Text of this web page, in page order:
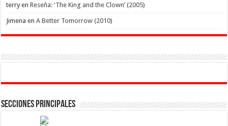
terryenReseña: ‘The King and the Clown’ (2005)
Jimena enA Better Tomorrow (2010)
Secciones Principales